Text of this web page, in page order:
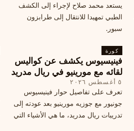
يستعد محمد صلاح لإجراء إلى الكشف
الطبي تمهيدا للانتقال إلى طرابزون
سبور.
كورة
فينيسيوس يكشف عن كواليس
لقائه مع مورينيو في ريال مدريد
٥ أغسطس ٢٠٢٦
تعرف على تفاصيل حوار فينيسيوس
جونيور مع جوزيه مورينيو بعد عودته إلى
تدريبات ريال مدريد، ما هي الأشياء التي